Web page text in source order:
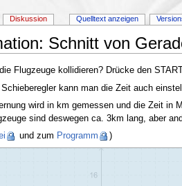
Schnitt von
Flugzeuge kollidieren? Drücke den
kann man die Zeit auch
wird in km gemessen und die Zeit in
sind deswegen ca. 3km lang, aber
und zum Programm )
Diskussion Quelltext anzeigen